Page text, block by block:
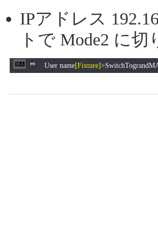
IPアドレス
トで Mode2 に
User name[Fixture]